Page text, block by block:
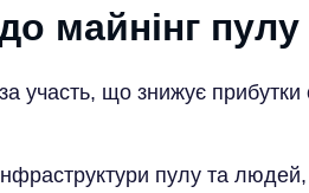
майнінг пулу
участь, що знижує прибутки
пулу та людей,